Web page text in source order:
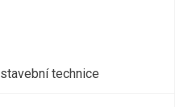
technice